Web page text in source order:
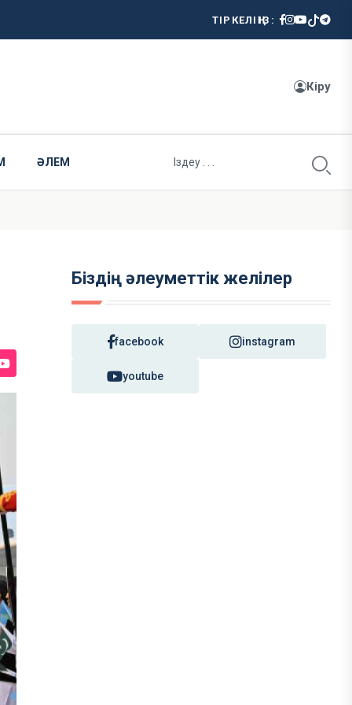
ТІРКЕЛІҢІЗ:
Кіру
ӘЛЕМ
Біздің әлеуметтік желілер
facebook instagram
youtube